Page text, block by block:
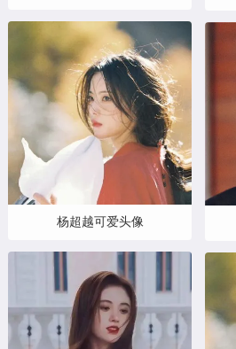
杨超越可爱头像